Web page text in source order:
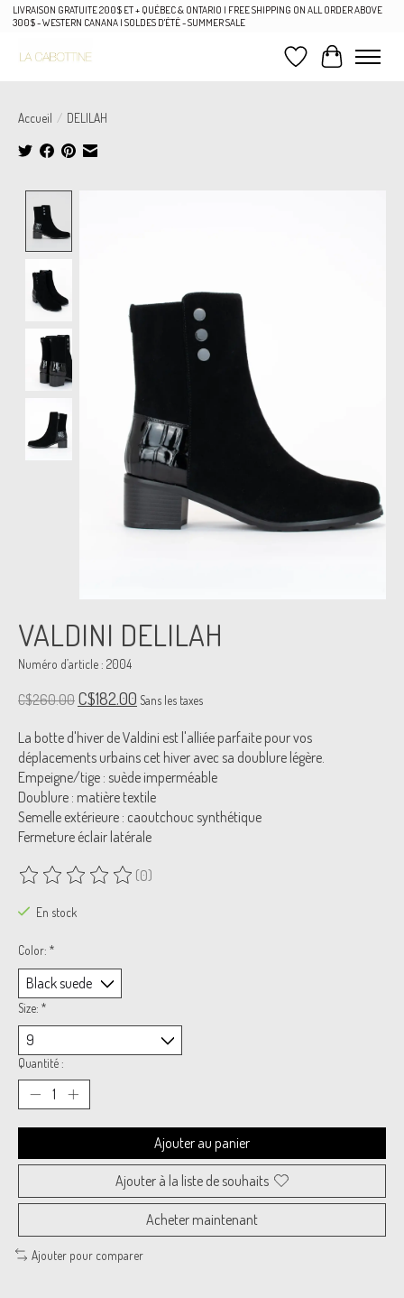
LIVRAISON GRATUITE 200$ ET + QUÉBEC & ONTARIO | FREE SHIPPING ON ALL ORDER ABOVE
300$ - WESTERN CANANA | SOLDES D'ÉTÉ - SUMMER SALE
Liste de souhaits
Panier
Accueil / DELILAH
VALDINI DELILAH
Numéro d’article : 2004
C$260.00 C$182.00 Sans les taxes
La botte d'hiver de Valdini est l'alliée parfaite pour vos
déplacements urbains cet hiver avec sa doublure légère.
Empeigne/tige : suède imperméable
Doublure : matière textile
Semelle extérieure : caoutchouc synthétique
Fermeture éclair latérale
Ce produit est évalué à0
(0)
En stock
Color: *
Size: *
Quantité :
Ajouter au panier
Ajouter à la liste de souhaits
Acheter maintenant
Ajouter pour comparer